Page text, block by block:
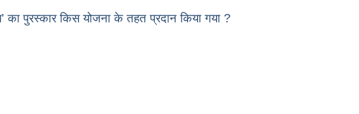
का पुरस्कार किस योजना के तहत प्रदान किया गया ?